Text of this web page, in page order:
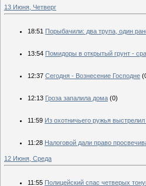
13 Июня, Четверг
18:51 Порыбачили: два трупа, один
13:54 Помидоры в открытый грунт -
12:37 Сегодня - Вознесение Господне
12:13 Гроза запалила дома (0)
11:59 Из охотничьего ружья
11:28 Налоговой дали право
12 Июня, Среда
11:55 Полицейский спас четверых